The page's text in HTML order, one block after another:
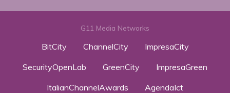
G11 Media Networks
BitCity ChannelCity
ImpresaCity
SecurityOpenLab
GreenCity
ImpresaGreen
ItalianChannelAwards
AgendaIct